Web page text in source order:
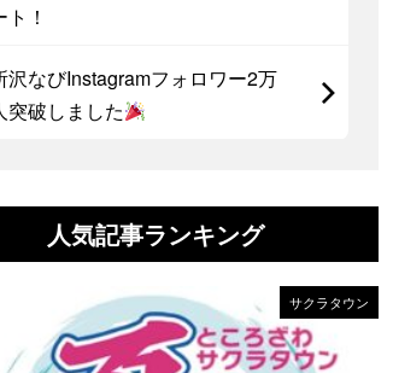
ト！
沢なびInstagramフォロワー2万
突破しました
人気記事ランキング
サクラタウン